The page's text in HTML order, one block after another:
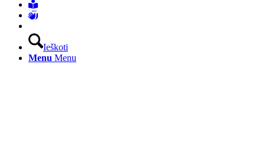
Ieškoti
Menu Menu